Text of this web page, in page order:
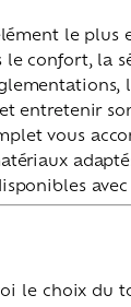
le
le confort, la
entretenir
vous
le choix du